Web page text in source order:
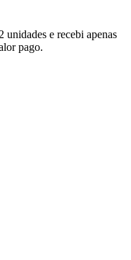
e recebi apenas
pago.